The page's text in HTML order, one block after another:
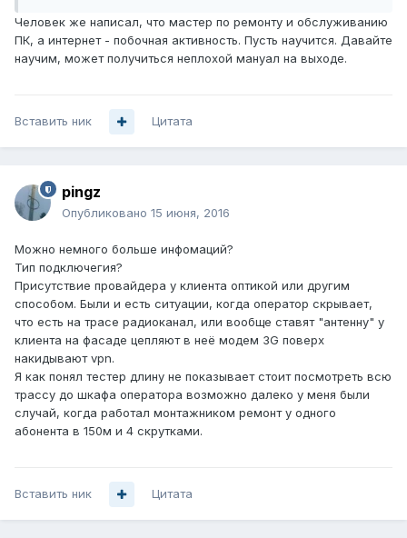
Человек же написал, что мастер по ремонту и обслуживанию
ПК, а интернет - побочная активность. Пусть научится. Давайте
научим, может получиться неплохой мануал на выходе.
Вставить ник Цитата
pingz
Опубликовано 15 июня, 2016
Можно немного больше инфомаций?
Тип подключегия?
Присутствие провайдера у клиента оптикой или другим
способом. Были и есть ситуации, когда оператор скрывает,
что есть на трасе радиоканал, или вообще ставят "антенну" у
клиента на фасаде цепляют в неё модем 3G поверх
накидывают vpn.
Я как понял тестер длину не показывает стоит посмотреть всю
трассу до шкафа оператора возможно далеко у меня были
случай, когда работал монтажником ремонт у одного
абонента в 150м и 4 скрутками.
Вставить ник Цитата